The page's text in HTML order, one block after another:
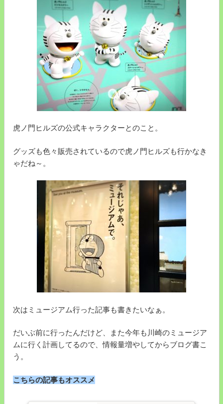
虎ノ門ヒルズの公式キャラクターとのこと。
グッズも色々販売されているので虎ノ門ヒルズも行かなき
ゃだね～。
次はミュージアム行った記事も書きたいなぁ。
だいぶ前に行ったんだけど、また今年も川崎のミュージア
ムに行く計画してるので、情報量増やしてからブログ書こ
う。
こちらの記事もオススメ